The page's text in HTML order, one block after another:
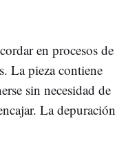
en procesos de
La pieza contiene
sin necesidad de
La depuración